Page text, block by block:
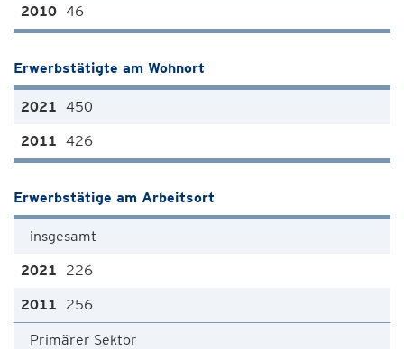
46
Erwerbstätigte am Wohnort
450
426
Erwerbstätige am Arbeitsort
insgesamt
226
256
Primärer Sektor